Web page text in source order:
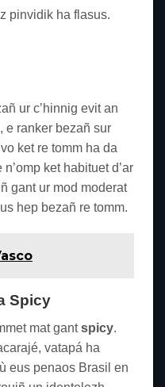
pinvidik ha flasus.
ur c’hinnig evit an
e ranker bezañ sur
ket re tomm ha da
ket habituet d’ar
gant ur mod moderat
hep bezañ re tomm.
Spicy
mat gantspicy.
vatapá ha
eus penaos Brasil en